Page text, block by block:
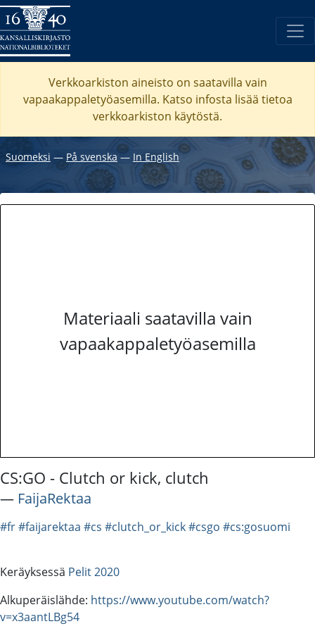
Verkkoarkiston aineisto on saatavilla vain
vapaakappaletyöasemilla. Katso infosta lisää tietoa
verkkoarkiston käytöstä.
Suomeksi ― På svenska― In English
Materiaali saatavilla vain
vapaakappaletyöasemilla
CS:GO - Clutch or kick, clutch
― FaijaRektaa
#fr#faijarektaa #cs #clutch_or_kick#csgo #cs:gosuomi
Keräyksessä Pelit 2020
Alkuperäislähde: https://www.youtube.com/watch?
v=x3aantLBg54